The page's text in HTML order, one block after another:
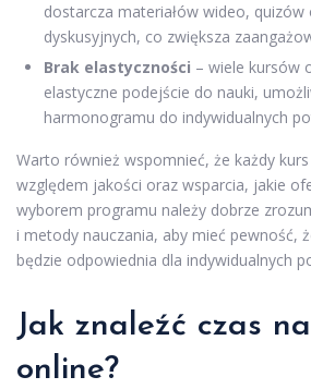
dostarcza materiałów wideo,
dyskusyjnych, co zwiększa
Brak elastyczności – wiele kursów
elastyczne podejście do nauki,
harmonogramu do indywidualnych
Warto również wspomnieć, że każdy
względem jakości oraz wsparcia, jakie
wyborem programu należy dobrze
i metody nauczania, aby mieć pewność,
będzie odpowiednia dla indywidualnych
Jak znaleźć czas
online?